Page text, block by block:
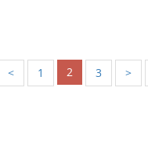
< 1 2 3 >